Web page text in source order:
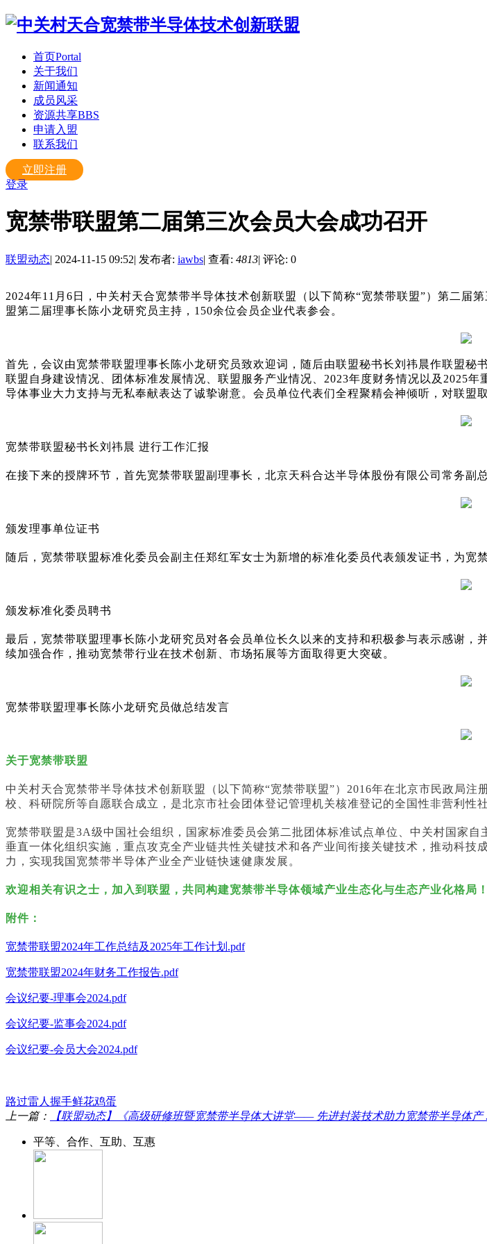
首页Portal
关于我们
新闻通知
成员风采
资源共享BBS
申请入盟
联系我们
立即注册
登录
宽禁带联盟第二届第三次会员大会成功召开
联盟动态| 2024-11-15 09:52| 发布者: iawbs| 查看: 4813| 评论: 0
2024年11月6日，中关村天合宽禁带半导体技术创新联盟（以下简称“宽禁带联盟”）第二
盟第二届理事长陈小龙研究员主持，150余位会员企业代表参会。
首先，会议由宽禁带联盟理事长陈小龙研究员致欢迎词，随后由联盟秘书长刘祎晨作联盟秘
联盟自身建设情况、团体标准发展情况、联盟服务产业情况、2023年度财务情况以及2025
导体事业大力支持与无私奉献表达了诚挚谢意。会员单位代表们全程聚精会神倾听，对联盟
宽禁带联盟秘书长刘祎晨 进行工作汇报
在接下来的授牌环节，首先宽禁带联盟副理事长，北京天科合达半导体股份有限公司常务副
颁发理事单位证书
随后，宽禁带联盟标准化委员会副主任郑红军女士为新增的标准化委员代表颁发证书，为宽
颁发标准化委员聘书
最后，宽禁带联盟理事长陈小龙研究员对各会员单位长久以来的支持和积极参与表示感谢
续加强合作，推动宽禁带行业在技术创新、市场拓展等方面取得更大突破。
宽禁带联盟理事长陈小龙研究员做总结发言
关于宽禁带联盟
中关村天合宽禁带半导体技术创新联盟（以下简称“宽禁带联盟”）2016年在北京市民政局
校、科研院所等自愿联合成立，是北京市社会团体登记管理机关核准登记的全国性非营利性
宽禁带联盟是3A级中国社会组织，国家标准委员会第二批团体标准试点单位、中关村国家
垂直一体化组织实施，重点攻克全产业链共性关键技术和各产业间衔接关键技术，推动科
力，实现我国宽禁带半导体产业全产业链快速健康发展。
欢迎相关有识之士，加入到联盟，共同构建宽禁带半导体领域产业生态化与生态产业化格局！
附件：
宽禁带联盟2024年工作总结及2025年工作计划.pdf
宽禁带联盟2024年财务工作报告.pdf
会议纪要-理事会2024.pdf
会议纪要-监事会2024.pdf
会议纪要-会员大会2024.pdf
路过雷人 握手鲜花鸡蛋
上一篇：
【联盟动态】《高级研修班暨宽禁带半导体大讲堂—— 先进封装技术助力宽禁带半导体产
平等、合作、互助、互惠